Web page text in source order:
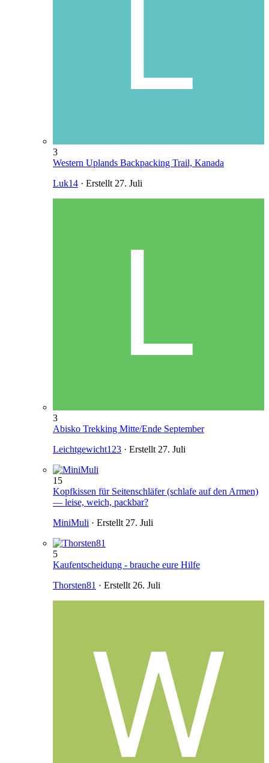
3
Western Uplands Backpacking Trail, Kanada
Luk14 · Erstellt 27. Juli
3
Abisko Trekking Mitte/Ende September
Leichtgewicht123 · Erstellt 27. Juli
15
Kopfkissen für Seitenschläfer (schlafe auf den Armen)
— leise, weich, packbar?
MiniMuli · Erstellt 27. Juli
5
Kaufentscheidung - brauche eure Hilfe
Thorsten81 · Erstellt 26. Juli